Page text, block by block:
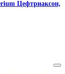
Цефтриаксон,